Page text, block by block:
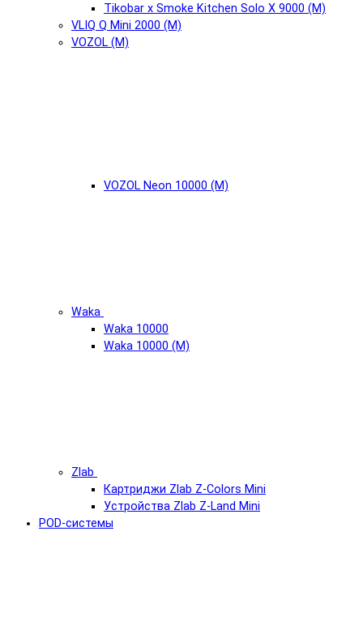
Tikobar x Smoke Kitchen Solo X 9000 (М)
VLIQ Q Mini 2000 (М)
VOZOL (М)
VOZOL Neon 10000 (М)
Waka
Waka 10000
Waka 10000 (М)
Zlab
Картриджи Zlab Z-Colors Mini
Устройства Zlab Z-Land Mini
POD-системы